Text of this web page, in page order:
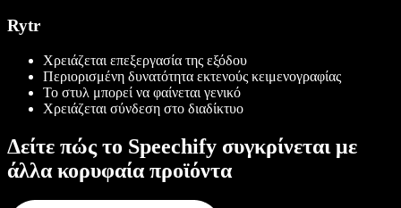
Rytr
Χρειάζεται επεξεργασία της εξόδου
Περιορισμένη δυνατότητα εκτενούς κειμενογραφίας
Το στυλ μπορεί να φαίνεται γενικό
Χρειάζεται σύνδεση στο διαδίκτυο
Δείτε πώς το Speechify συγκρίνεται με
άλλα κορυφαία προϊόντα